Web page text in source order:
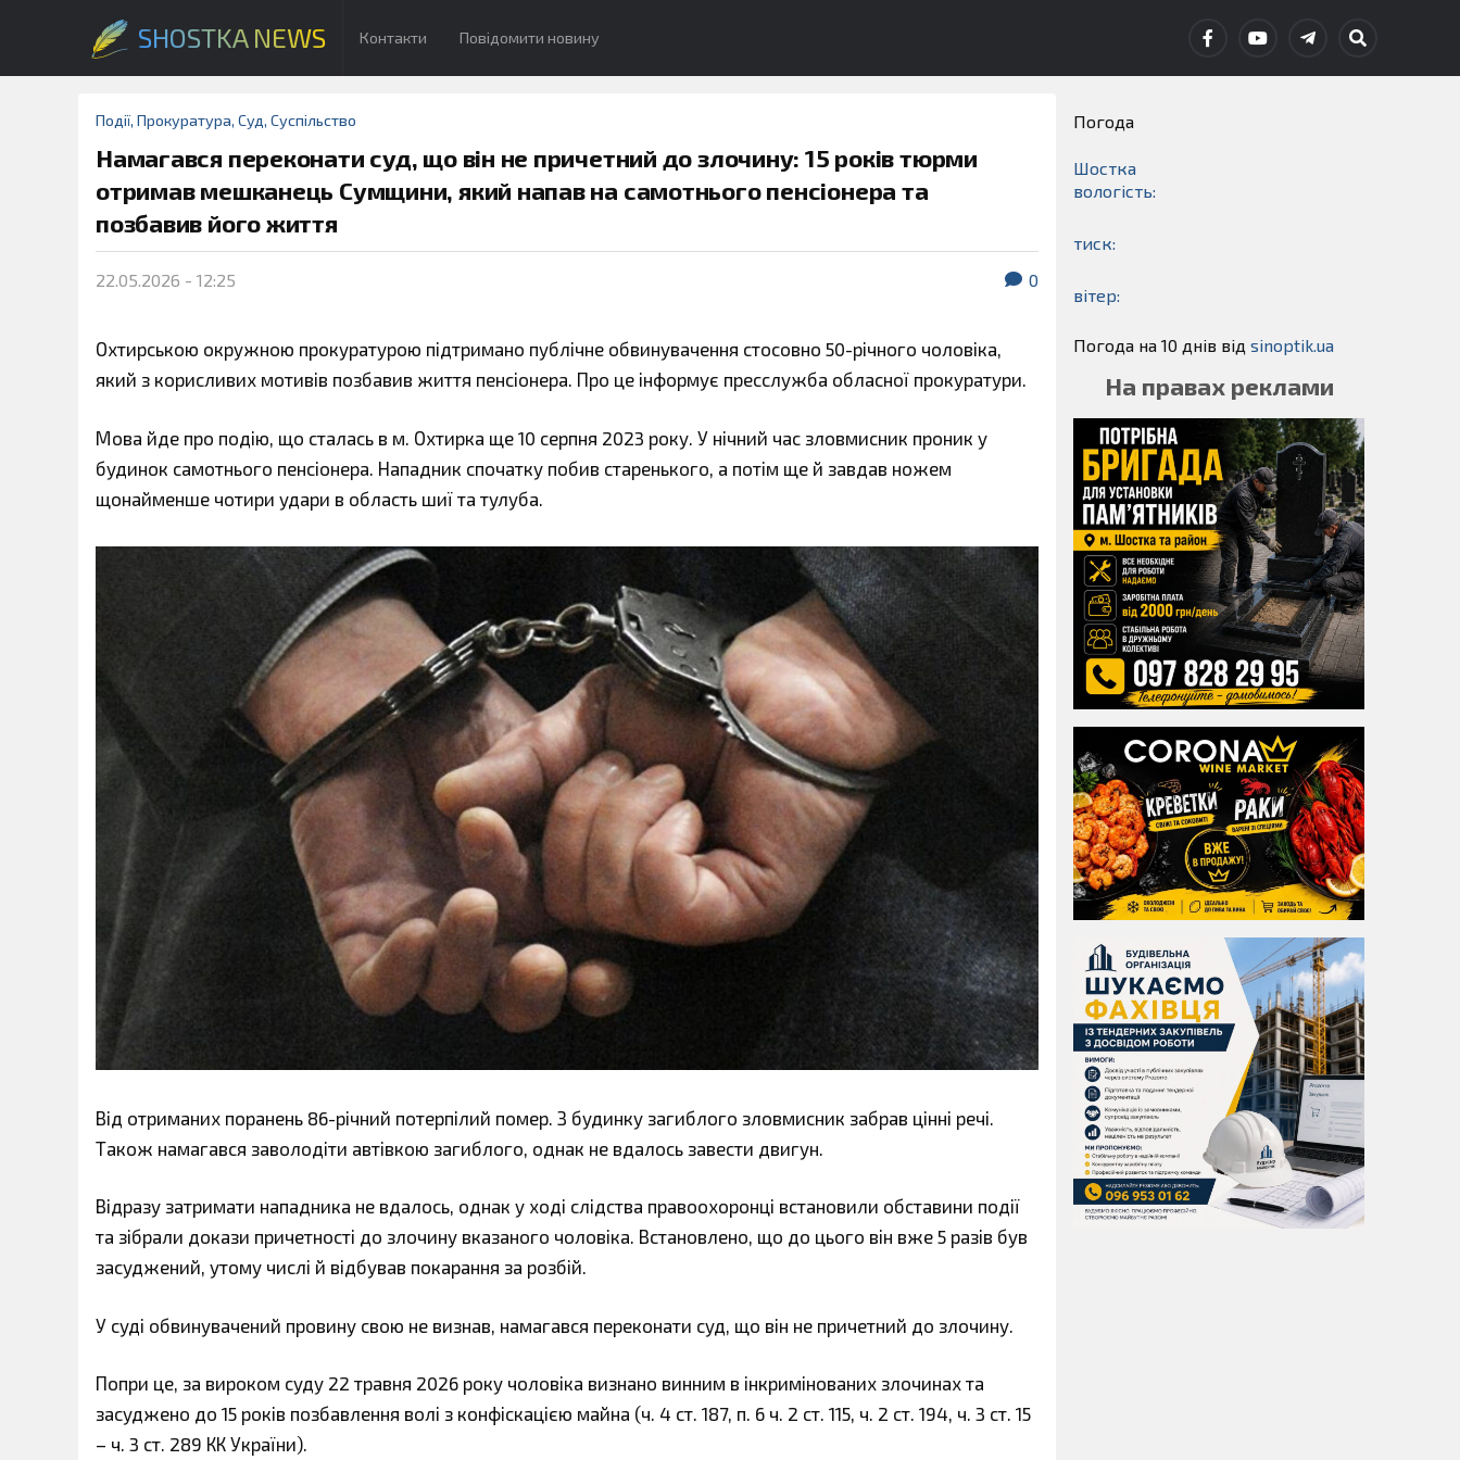
SHOSTKA NEWS Контакти Повідомити новину
Події, Прокуратура, Суд, Суспільство
Намагався переконати суд, що він не причетний до злочину: 15 років тюрми
отримав мешканець Сумщини, який напав на самотнього пенсіонера та
позбавив його життя
22.05.2026 - 12:25 0
Охтирською окружною прокуратурою підтримано публічне обвинувачення стосовно 50-річного чоловіка,
який з корисливих мотивів позбавив життя пенсіонера. Про це інформує пресслужба обласної прокуратури.
Мова йде про подію, що сталась в м. Охтирка ще 10 серпня 2023 року. У нічний час зловмисник проник у
будинок самотнього пенсіонера. Нападник спочатку побив старенького, а потім ще й завдав ножем
щонайменше чотири удари в область шиї та тулуба.
Від отриманих поранень 86-річний потерпілий помер. З будинку загиблого зловмисник забрав цінні речі.
Також намагався заволодіти автівкою загиблого, однак не вдалось завести двигун.
Відразу затримати нападника не вдалось, однак у ході слідства правоохоронці встановили обставини події
та зібрали докази причетності до злочину вказаного чоловіка. Встановлено, що до цього він вже 5 разів був
засуджений, утому числі й відбував покарання за розбій.
У суді обвинувачений провину свою не визнав, намагався переконати суд, що він не причетний до злочину.
Попри це, за вироком суду 22 травня 2026 року чоловіка визнано винним в інкримінованих злочинах та
засуджено до 15 років позбавлення волі з конфіскацією майна (ч. 4 ст. 187, п. 6 ч. 2 ст. 115, ч. 2 ст. 194, ч. 3 ст. 15
– ч. 3 ст. 289 КК України).
Погода
Шостка
вологість:
тиск:
вітер:
Погода на 10 днів від sinoptik.ua
На правах реклами